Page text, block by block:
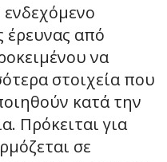
έρευνας από
να
στοιχεία που
κατά την
Πρόκειται για
σε